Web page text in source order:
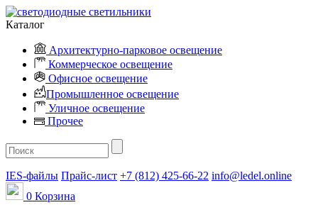
Каталог
Архитектурно-парковое освещение
Коммерческое освещение
Офисное освещение
Промышленное освещение
Уличное освещение
Прочее
IES-файлы Прайс-лист +7 (812) 425-66-22 info@ledel.online
0 Корзина